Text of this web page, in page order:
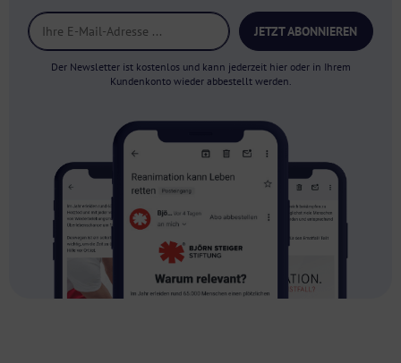
JETZT ABONNIEREN
Der Newsletter ist kostenlos und kann jederzeit hier oder in Ihrem
Kundenkonto wieder abbestellt werden.